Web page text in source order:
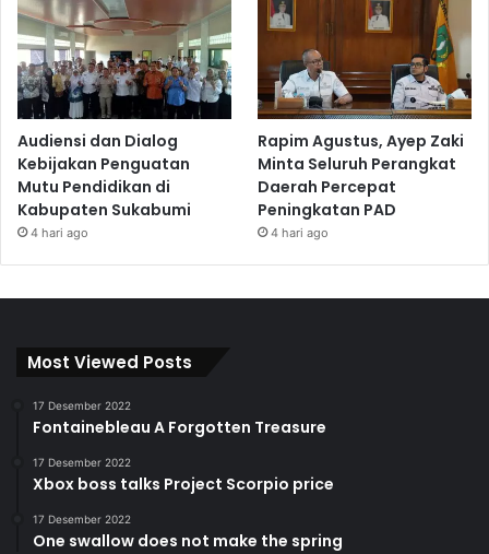
Audiensi dan Dialog
Kebijakan Penguatan
Mutu Pendidikan di
Kabupaten Sukabumi
4 hari ago
Rapim Agustus, Ayep Zaki
Minta Seluruh Perangkat
Daerah Percepat
Peningkatan PAD
4 hari ago
Most Viewed Posts
17 Desember 2022
Fontainebleau A Forgotten Treasure
17 Desember 2022
Xbox boss talks Project Scorpio price
17 Desember 2022
One swallow does not make the spring